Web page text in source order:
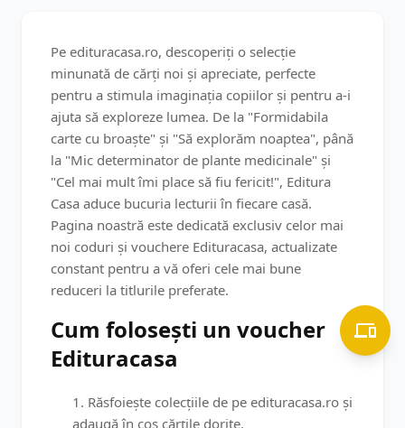
Pe edituracasa.ro, descoperiți o selecție
minunată de cărți noi și apreciate, perfecte
pentru a stimula imaginația copiilor și pentru a-i
ajuta să exploreze lumea. De la "Formidabila
carte cu broaște" și "Să explorăm noaptea", până
la "Mic determinator de plante medicinale" și
"Cel mai mult îmi place să fiu fericit!", Editura
Casa aduce bucuria lecturii în fiecare casă.
Pagina noastră este dedicată exclusiv celor mai
noi coduri și vouchere Edituracasa, actualizate
constant pentru a vă oferi cele mai bune
reduceri la titlurile preferate.
Cum folosești un voucher
Edituracasa
Răsfoiește colecțiile de pe edituracasa.ro și
adaugă în coș cărțile dorite.